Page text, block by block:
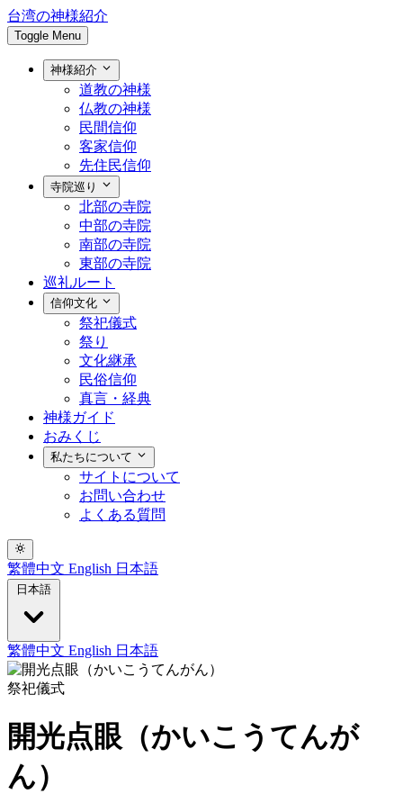
台湾の神様紹介
Toggle Menu
神様紹介
道教の神様
仏教の神様
民間信仰
客家信仰
先住民信仰
寺院巡り
北部の寺院
中部の寺院
南部の寺院
東部の寺院
巡礼ルート
信仰文化
祭祀儀式
祭り
文化継承
民俗信仰
真言・経典
神様ガイド
おみくじ
私たちについて
サイトについて
お問い合わせ
よくある質問
繁體中文 English 日本語
日本語
繁體中文 English 日本語
祭祀儀式
開光点眼（かいこうてんが
ん）